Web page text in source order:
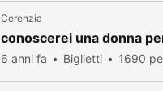
Cerenzia
conoscerei una donna
6 anni fa Biglietti 1690